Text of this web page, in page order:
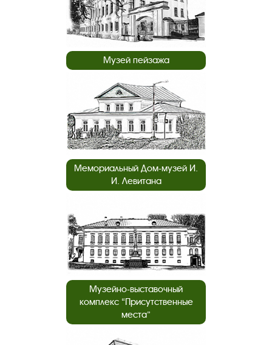
Музей пейзажа
Мемориальный Дом-музей И.
И. Левитана
Музейно-выставочный
комплекс “Присутственные
места”